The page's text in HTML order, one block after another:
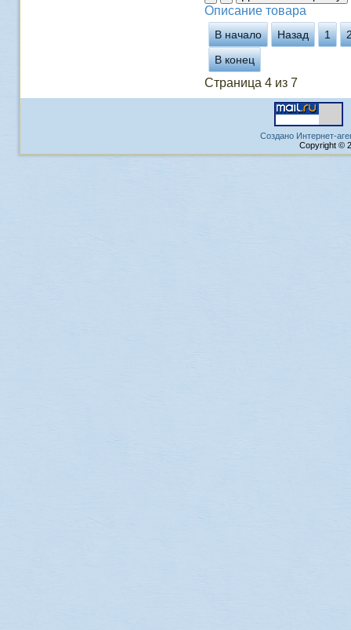
Описание товара
В начало Назад 1
В конец
Страница 4 из 7
Создано Интернет-
Copyright ©